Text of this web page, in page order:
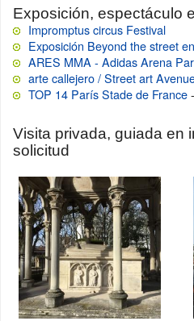
Exposición, espectáculo
Impromptus circus Festival
Exposición Beyond the street
ARES MMA - Adidas Arena
arte callejero / Street art
TOP 14 París Stade de France
Visita privada, guiada en
solicitud